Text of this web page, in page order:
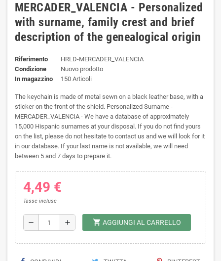
MERCADER_VALENCIA - Personalized
with surname, family crest and brief
description of the genealogical origin
Riferimento
HRLD-MERCADER_VALENCIA
Condizione
Nuovo prodotto
In magazzino
150 Articoli
The keychain is made of metal sewn on a black leather base, with a
sticker on the front of the shield. Personalized Surname -
MERCADER_VALENCIA - We have a database of approximately
15,000 Hispanic surnames at your disposal. If you do not find yours
on the list, please do not hesitate to contact us and we will look for it
in our database. If your last name is not available, we will need
between 5 and 7 days to prepare it.
4,49 €
Tasse incluse
remove add shopping_cart AGGIUNGI AL CARRELLO